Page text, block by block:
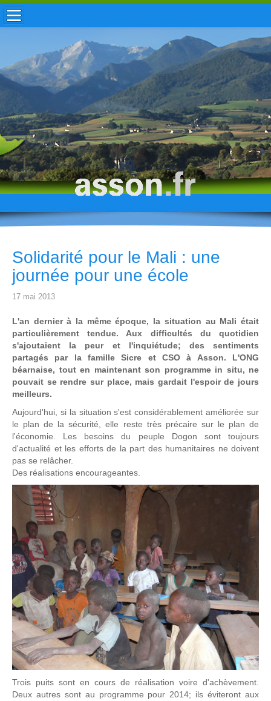
ACCUEIL / INFOS
MUNICIPALITÉ
VIE LOCALE
ENFANCE
TOURISME
HISTOIRE
Solidarité pour le Mali : une
journée pour une école
17 mai 2013
L'an dernier à la même époque, la situation au Mali était
particulièrement tendue. Aux difficultés du quotidien
s'ajoutaient la peur et l'inquiétude; des sentiments
partagés par la famille Sicre et CSO à Asson. L'ONG
béarnaise, tout en maintenant son programme in situ, ne
pouvait se rendre sur place, mais gardait l'espoir de jours
meilleurs.
Aujourd'hui, si la situation s'est considérablement améliorée sur
le plan de la sécurité, elle reste très précaire sur le plan de
l'économie. Les besoins du peuple Dogon sont toujours
d'actualité et les efforts de la part des humanitaires ne doivent
pas se relâcher.
Des réalisations encourageantes.
Trois puits sont en cours de réalisation voire d'achèvement.
Deux autres sont au programme pour 2014; ils éviteront aux